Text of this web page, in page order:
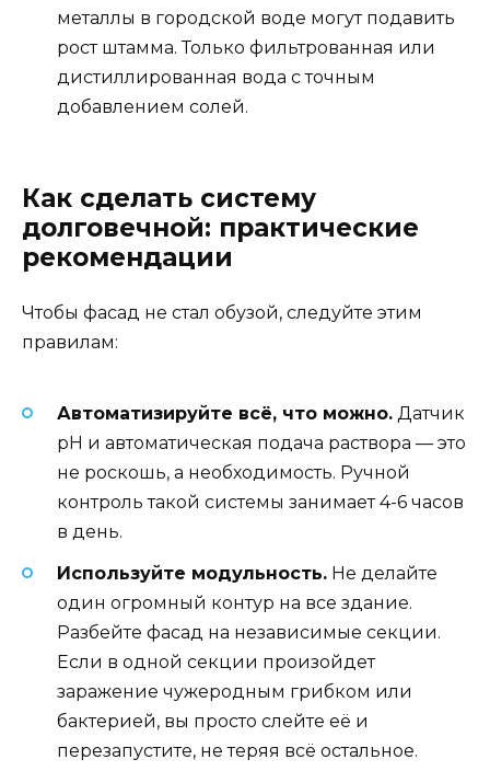
металлы в городской воде могут подавить
рост штамма. Только фильтрованная или
дистиллированная вода с точным
добавлением солей.
Как сделать систему
долговечной: практические
рекомендации
Чтобы фасад не стал обузой, следуйте этим
правилам:
Автоматизируйте всё, что можно. Датчик
pH и автоматическая подача раствора — это
не роскошь, а необходимость. Ручной
контроль такой системы занимает 4-6 часов
в день.
Используйте модульность. Не делайте
один огромный контур на все здание.
Разбейте фасад на независимые секции.
Если в одной секции произойдет
заражение чужеродным грибком или
бактерией, вы просто слейте её и
перезапустите, не теряя всё остальное.